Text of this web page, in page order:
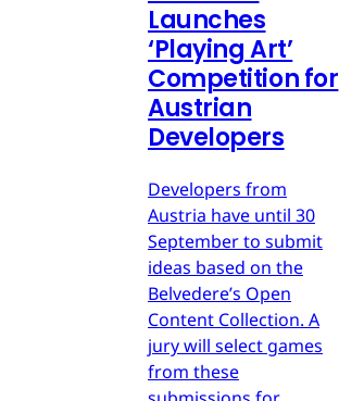
Launches
‘Playing Art’
Competition for
Austrian
Developers
Developers from
Austria have until 30
September to submit
ideas based on the
Belvedere’s Open
Content Collection. A
jury will select games
from these